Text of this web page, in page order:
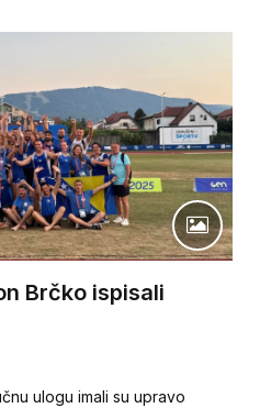
Brčko ispisali
ulogu imali su upravo